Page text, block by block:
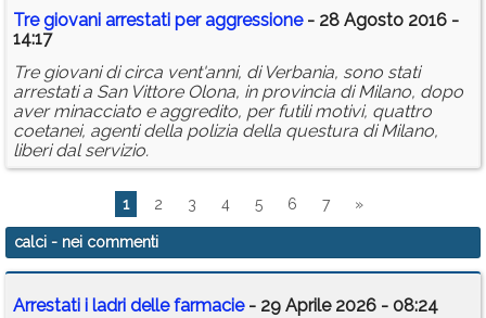
Tre giovani arrestati per aggressione- 28 Agosto 2016 -
14:17
Tre giovani di circa vent'anni, di Verbania, sono stati
arrestati a San Vittore Olona, in provincia di Milano, dopo
aver minacciato e aggredito, per futili motivi, quattro
coetanei, agenti della polizia della questura di Milano,
liberi dal servizio.
1 2 3 4 5 6 7 »
calci - nei commenti
Arrestati i ladri delle farmacie- 29 Aprile 2026 - 08:24